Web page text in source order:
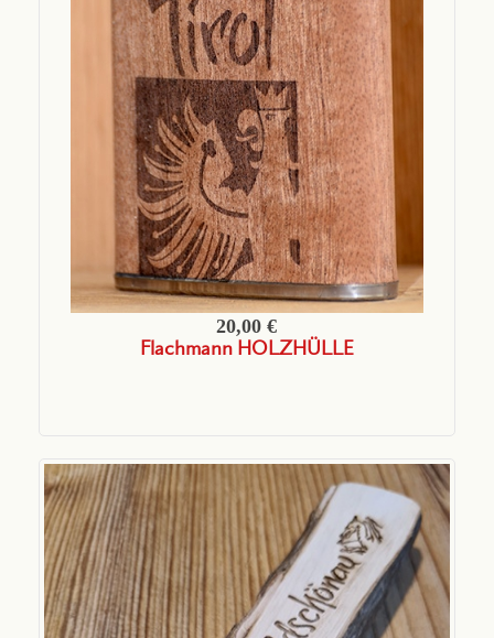
20,00 €
Flachmann HOLZHÜLLE